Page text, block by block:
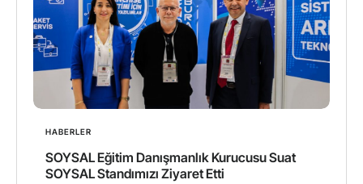
HABERLER
SOYSAL Eğitim Danışmanlık Kurucusu Suat
SOYSAL Standımızı Ziyaret Etti